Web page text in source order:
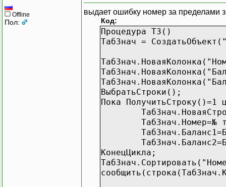
Offline
Пол:
выдает ошибку номер за пределами
Код:
Процедура ТЗ()
ТабЗнач =
ВыбратьСтроки();
Пока ПолучитьСтроку()=1
ТабЗнач.Номер=№
КонецЦикла;